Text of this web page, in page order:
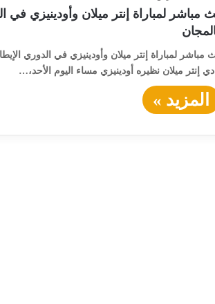
مباشر لمباراة إنتر ميلان وأودينيزي في
مباشر لمباراة إنتر ميلان وأودينيزي في الدوري
إنتر ميلان نظيره أودينيزي مساء اليوم الأحد،…
المزيد »